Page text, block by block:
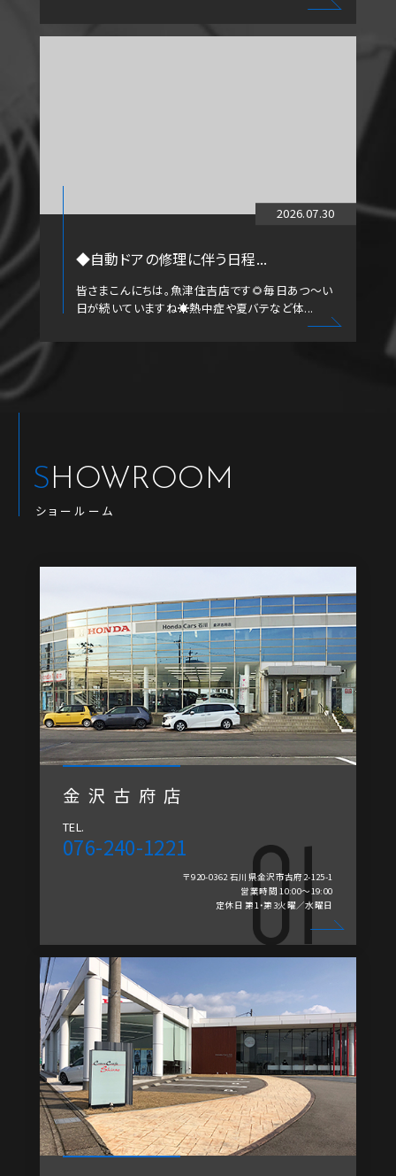
2026.07.30
◆自動ドアの修理に伴う日程...
皆さまこんにちは。魚津住吉店です🌻毎日あつ～い
日が続いていますね☀️熱中症や夏バテなど体...
SHOWROOM
ショールーム
金沢古府店
TEL.
076-240-1221
〒920-0362 石川県金沢市古府2-125-1
営業時間 10:00～19:00
定休日 第1・第3火曜／水曜日